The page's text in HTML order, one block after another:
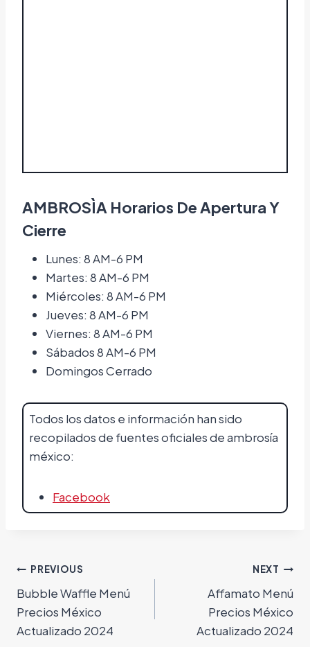
AMBROSÌA Horarios De Apertura Y
Cierre
Lunes: 8 AM-6 PM
Martes: 8 AM-6 PM
Miércoles: 8 AM-6 PM
Jueves: 8 AM-6 PM
Viernes: 8 AM-6 PM
Sábados 8 AM-6 PM
Domingos Cerrado
Todos los datos e información han sido
recopilados de fuentes oficiales de ambrosía
méxico:
Facebook
Navegación
de
entradas
PREVIOUS
Bubble Waffle Menú
Precios México
Actualizado 2024
NEXT
Affamato Menú
Precios México
Actualizado 2024